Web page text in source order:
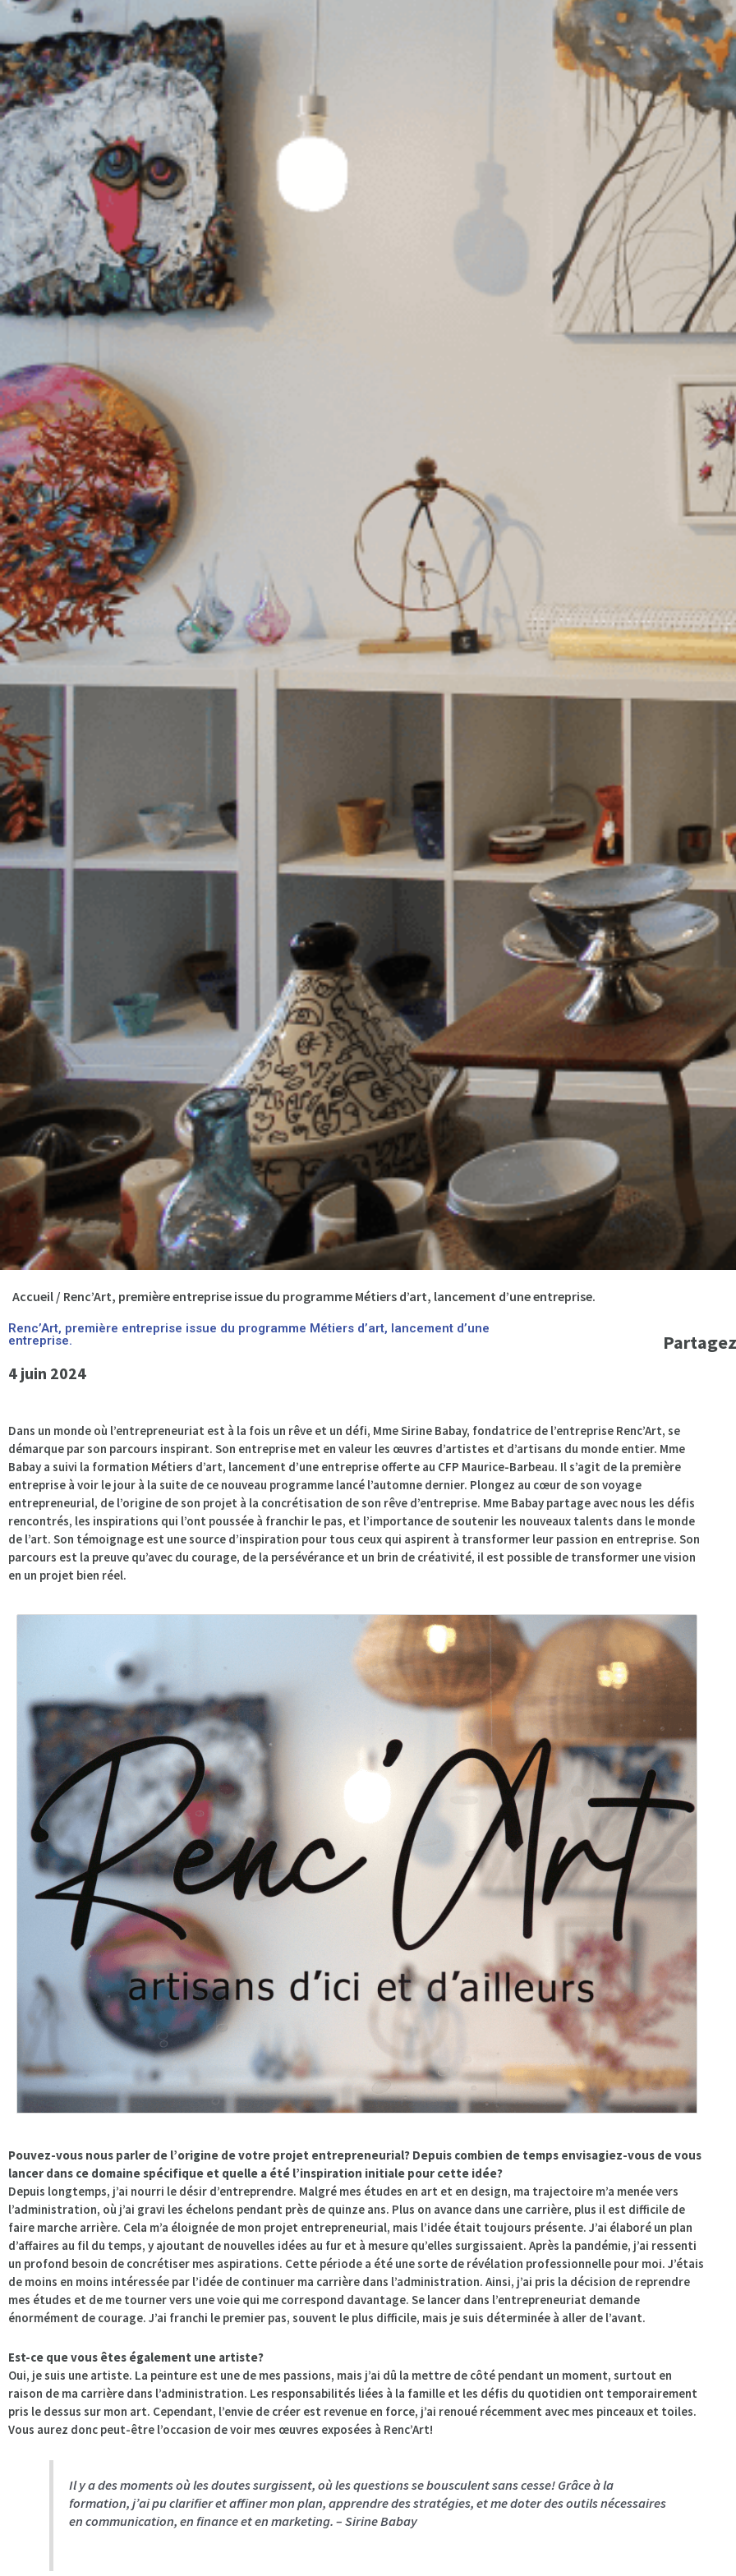
Accueil / Renc’Art, première entreprise issue du programme Métiers d’art, lancement d’une entreprise.
Renc’Art, première entreprise issue du programme Métiers d’art, lancement d’une
entreprise.
4 juin 2024
Dans un monde où l’entrepreneuriat est à la fois un rêve et un défi, Mme Sirine Babay, fondatrice de l’entreprise Renc’Art, se
démarque par son parcours inspirant. Son entreprise met en valeur les œuvres d’artistes et d’artisans du monde entier. Mme
Babay a suivi la formation Métiers d’art, lancement d’une entreprise offerte au CFP Maurice-Barbeau. Il s’agit de la première
entreprise à voir le jour à la suite de ce nouveau programme lancé l’automne dernier. Plongez au cœur de son voyage
entrepreneurial, de l’origine de son projet à la concrétisation de son rêve d’entreprise. Mme Babay partage avec nous les défis
rencontrés, les inspirations qui l’ont poussée à franchir le pas, et l’importance de soutenir les nouveaux talents dans le monde
de l’art. Son témoignage est une source d’inspiration pour tous ceux qui aspirent à transformer leur passion en entreprise. Son
parcours est la preuve qu’avec du courage, de la persévérance et un brin de créativité, il est possible de transformer une vision
en un projet bien réel.
Pouvez-vous nous parler de l’origine de votre projet entrepreneurial? Depuis combien de temps envisagiez-vous de vous
lancer dans ce domaine spécifique et quelle a été l’inspiration initiale pour cette idée?
Depuis longtemps, j’ai nourri le désir d’entreprendre. Malgré mes études en art et en design, ma trajectoire m’a menée vers
l’administration, où j’ai gravi les échelons pendant près de quinze ans. Plus on avance dans une carrière, plus il est difficile de
faire marche arrière. Cela m’a éloignée de mon projet entrepreneurial, mais l’idée était toujours présente. J’ai élaboré un plan
d’affaires au fil du temps, y ajoutant de nouvelles idées au fur et à mesure qu’elles surgissaient. Après la pandémie, j’ai ressenti
un profond besoin de concrétiser mes aspirations. Cette période a été une sorte de révélation professionnelle pour moi. J’étais
de moins en moins intéressée par l’idée de continuer ma carrière dans l’administration. Ainsi, j’ai pris la décision de reprendre
mes études et de me tourner vers une voie qui me correspond davantage. Se lancer dans l’entrepreneuriat demande
énormément de courage. J’ai franchi le premier pas, souvent le plus difficile, mais je suis déterminée à aller de l’avant.
Est-ce que vous êtes également une artiste?
Oui, je suis une artiste. La peinture est une de mes passions, mais j’ai dû la mettre de côté pendant un moment, surtout en
raison de ma carrière dans l’administration. Les responsabilités liées à la famille et les défis du quotidien ont temporairement
pris le dessus sur mon art. Cependant, l’envie de créer est revenue en force, j’ai renoué récemment avec mes pinceaux et toiles.
Vous aurez donc peut-être l’occasion de voir mes œuvres exposées à Renc’Art!
Il y a des moments où les doutes surgissent, où les questions se bousculent sans cesse! Grâce à la
formation, j’ai pu clarifier et affiner mon plan, apprendre des stratégies, et me doter des outils nécessaires
en communication, en finance et en marketing. – Sirine Babay